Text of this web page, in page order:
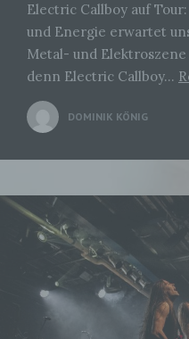
Electric Callboy auf
und Energie erwartet
Metal- und
denn Electric Callboy…
DOMINIK KÖNIG